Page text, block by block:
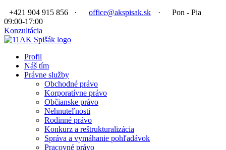
+421 904 915 856
· office@akspisak.sk ·
Pon - Pia
09:00-17:00
Konzultácia
Profil
Náš tím
Právne služby
Obchodné právo
Korporatívne právo
Občianske právo
Nehnuteľnosti
Rodinné právo
Konkurz a reštrukturalizácia
Správa a vymáhanie pohľadávok
Pracovné právo